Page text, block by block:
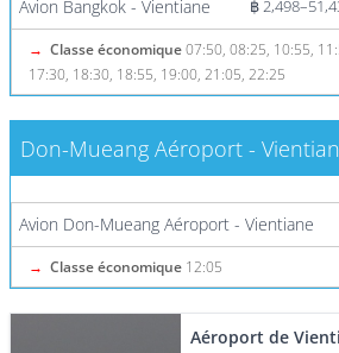
Avion Bangkok - Vientiane ฿
→ Classe économique07:50, 08:25, 10:55,
17:30, 18:30, 18:55, 19:00, 21:05, 22:25
Don-Mueang Aéroport -
Plus
Avion Don-Mueang Aéroport - Vientiane
→ Classe économique 12:05
Aéroport de